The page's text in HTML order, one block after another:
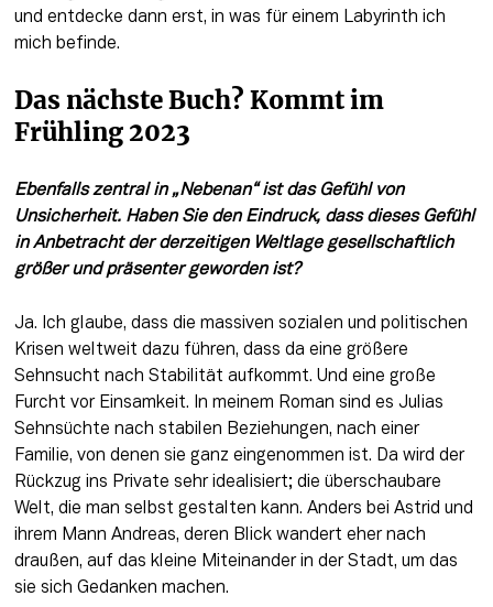
und entdecke dann erst, in was für einem Labyrinth ich
mich befinde.
Das nächste Buch? Kommt im
Frühling 2023
Ebenfalls zentral in „Nebenan“ ist das Gefühl von
Unsicherheit. Haben Sie den Eindruck, dass dieses Gefühl
in Anbetracht der derzeitigen Weltlage gesellschaftlich
größer und präsenter geworden ist?
Ja. Ich glaube, dass die massiven sozialen und politischen
Krisen weltweit dazu führen, dass da eine größere
Sehnsucht nach Stabilität aufkommt. Und eine große
Furcht vor Einsamkeit. In meinem Roman sind es Julias
Sehnsüchte nach stabilen Beziehungen, nach einer
Familie, von denen sie ganz eingenommen ist. Da wird der
Rückzug ins Private sehr idealisiert; die überschaubare
Welt, die man selbst gestalten kann. Anders bei Astrid und
ihrem Mann Andreas, deren Blick wandert eher nach
draußen, auf das kleine Miteinander in der Stadt, um das
sie sich Gedanken machen.